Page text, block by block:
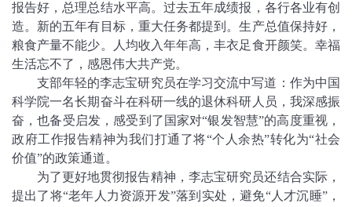
报告好，总理总结水平高。过去五年成绩报，各行各业有创
造。新的五年有目标，重大任务都提到。生产总值保持好，
粮食产量不能少。人均收入年年高，丰衣足食开颜笑。幸福
生活忘不了，感恩伟大共产党。
支部年轻的李志宝研究员在学习交流中写道：作为中国
科学院一名长期奋斗在科研一线的退休科研人员，我深感振
奋，也备受启发，感受到了国家对“银发智慧”的高度重视，
政府工作报告精神为我们打通了将“个人余热”转化为“社会
价值”的政策通道。
为了更好地贯彻报告精神，李志宝研究员还结合实际，
提出了将“老年人力资源开发”落到实处，避免“人才沉睡”，